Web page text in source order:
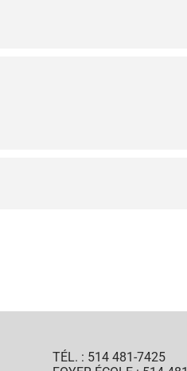
TÉL. : 514 481-7425